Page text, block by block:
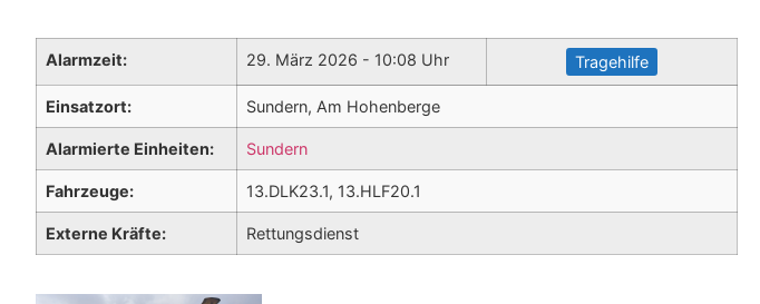
Alarmzeit: 29. März 2026 - 10:08 Uhr Tragehilfe
Einsatzort: Sundern, Am Hohenberge
Alarmierte Einheiten: Sundern
Fahrzeuge: 13.DLK23.1, 13.HLF20.1
Externe Kräfte: Rettungsdienst